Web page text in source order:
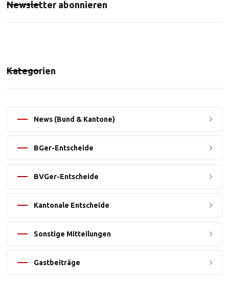
Newsletter abonnieren
Kategorien
News (Bund & Kantone)
BGer-Entscheide
BVGer-Entscheide
Kantonale Entscheide
Sonstige Mitteilungen
Gastbeiträge